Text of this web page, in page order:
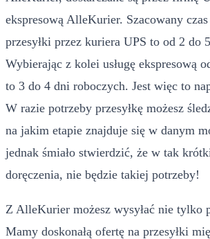
ekspresową AlleKurier. Szacowany
przesyłki przez kuriera UPS to od 2 do
Wybierając z kolei usługę ekspresową
to 3 do 4 dni roboczych. Jest więc to
W razie potrzeby przesyłkę możesz
na jakim etapie znajduje się w danym
jednak śmiało stwierdzić, że w tak
doręczenia, nie będzie takiej potrzeby!
Z AlleKurier możesz wysyłać nie tylko
Mamy doskonałą ofertę na przesyłki